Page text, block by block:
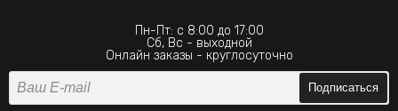
Пн-Пт: с 8:00 до 17:00
Сб, Вс - выходной
Онлайн заказы - круглосуточно
Подписаться